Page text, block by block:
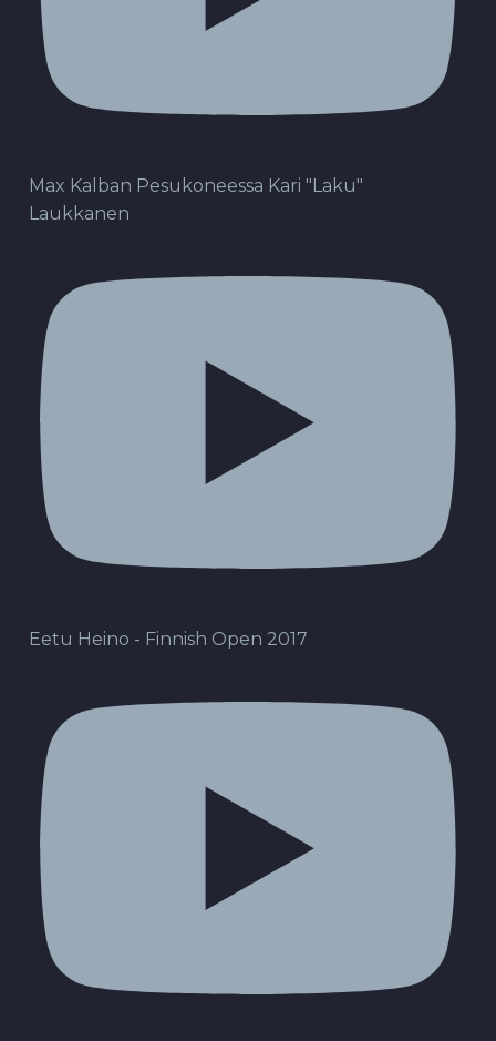
Max Kalban Pesukoneessa Kari "Laku"
Laukkanen
Eetu Heino - Finnish Open 2017